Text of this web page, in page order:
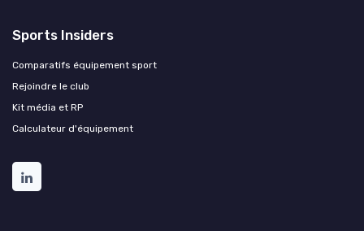
Sports Insiders
Comparatifs équipement sport
Rejoindre le club
Kit média et RP
Calculateur d'équipement